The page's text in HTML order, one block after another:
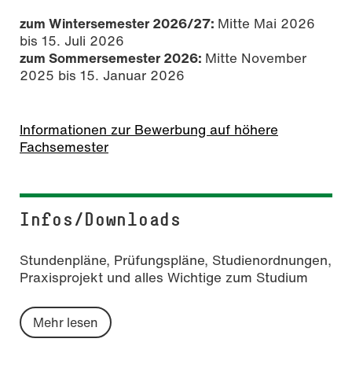
zum Wintersemester 2026/27: Mitte Mai 2026
bis 15. Juli 2026
zum Sommersemester 2026: Mitte November
2025 bis 15. Januar 2026
Informationen zur Bewerbung auf höhere
Fachsemester
Infos/Downloads
Stundenpläne, Prüfungspläne, Studienordnungen,
Praxisprojekt und alles Wichtige zum Studium
Mehr lesen